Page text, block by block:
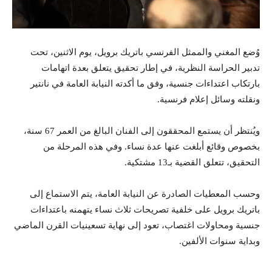
وُضع المغني والممثل الفرنسي باتريك برويل، يوم الاثنين، تحت
تدبير الحراسة النظرية، في إطار تحقيق يتعلق بعدة اتهامات
بارتكاب اعتداءات جنسية، وفق ما أكدته النيابة العامة في نانتير
ونقلته وسائل إعلام فرنسية.
ويُنتظر أن يستمع المحققون إلى الفنان البالغ من العمر 67 سنة،
بخصوص وقائع أبلغت عنها عدة نساء. وفي هذه المرحلة من
التحقيق، تتعلق القضية بـ13 مشتكية.
وحسب المعطيات الصادرة عن النيابة العامة، يتم الاستماع إلى
باتريك برويل على خلفية تصريحات ثلاث نساء يتهمنه باعتداءات
جنسية ومحاولات اغتصاب، تعود إلى نهاية تسعينيات القرن الماضي
وبداية سنوات الألفين.